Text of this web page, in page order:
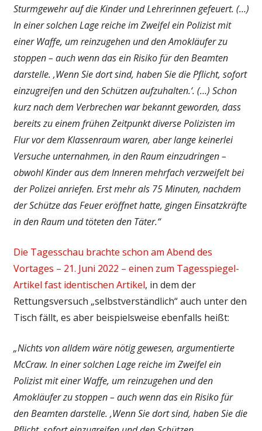
Sturmgewehr auf die Kinder und Lehrerinnen gefeuert. (…)
In einer solchen Lage reiche im Zweifel ein Polizist mit
einer Waffe, um reinzugehen und den Amokläufer zu
stoppen – auch wenn das ein Risiko für den Beamten
darstelle. ‚Wenn Sie dort sind, haben Sie die Pflicht, sofort
einzugreifen und den Schützen aufzuhalten.‘. (…) Schon
kurz nach dem Verbrechen war bekannt geworden, dass
bereits zu einem frühen Zeitpunkt diverse Polizisten im
Flur vor dem Klassenraum waren, aber lange keinerlei
Versuche unternahmen, in den Raum einzudringen –
obwohl Kinder aus dem Inneren mehrfach verzweifelt bei
der Polizei anriefen. Erst mehr als 75 Minuten, nachdem
der Schütze das Feuer eröffnet hatte, gingen Einsatzkräfte
in den Raum und töteten den Täter.“
Die Tagesschau brachte schon am Abend des
Vortages – 21. Juni 2022 – einen zum Tagesspiegel-
Artikel fast identischen Artikel, in dem der
Rettungsversuch „selbstverständlich“ auch unter den
Tisch fällt, es aber beispielsweise ebenfalls heißt:
„Nichts von alldem wäre nötig gewesen, argumentierte
McCraw. In einer solchen Lage reiche im Zweifel ein
Polizist mit einer Waffe, um reinzugehen und den
Amokläufer zu stoppen – auch wenn das ein Risiko für
den Beamten darstelle. ‚Wenn Sie dort sind, haben Sie die